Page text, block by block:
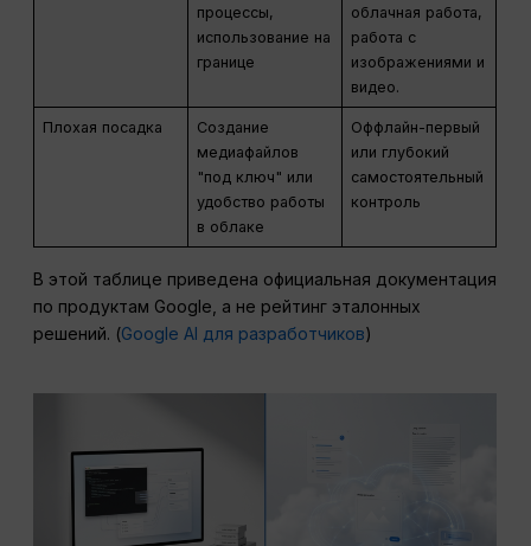
процессы,
использование на
границе
облачная работа,
работа с
изображениями и
видео.
Плохая посадка
Создание
медиафайлов
"под ключ" или
удобство работы
в облаке
Оффлайн-первый
или глубокий
самостоятельный
контроль
В этой таблице приведена официальная документация
по продуктам Google, а не рейтинг эталонных
решений. (Google AI для разработчиков)